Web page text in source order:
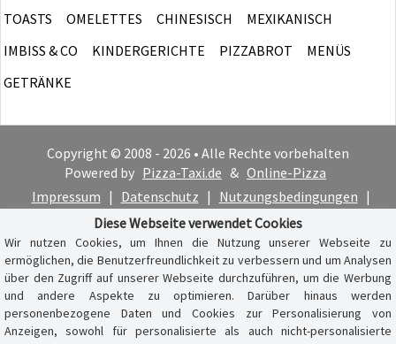
TOASTS
OMELETTES CHINESISCH
MEXIKANISCH
IMBISS & CO
KINDERGERICHTE PIZZABROT
MENÜS
GETRÄNKE
Copyright © 2008 - 2026 • Alle Rechte vorbehalten
Powered by Pizza-Taxi.de & Online-Pizza
Impressum | Datenschutz | Nutzungsbedingungen |
Cookie-Hinweis
Diese Webseite verwendet Cookies
Wir nutzen Cookies, um Ihnen die Nutzung unserer Webseite zu
ermöglichen, die Benutzerfreundlichkeit zu verbessern und um Analysen
über den Zugriff auf unserer Webseite durchzuführen, um die Werbung
und andere Aspekte zu optimieren. Darüber hinaus werden
personenbezogene Daten und Cookies zur Personalisierung von
Anzeigen, sowohl für personalisierte als auch nicht-personalisierte